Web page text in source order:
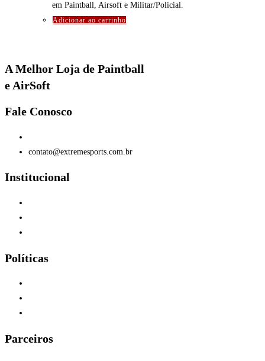
em Paintball, Airsoft e Militar/Policial.
Adicionar ao carrinho
A Melhor Loja de Paintball
e AirSoft
Fale Conosco
contato@extremesports.com.br
Institucional
Políticas
Parceiros